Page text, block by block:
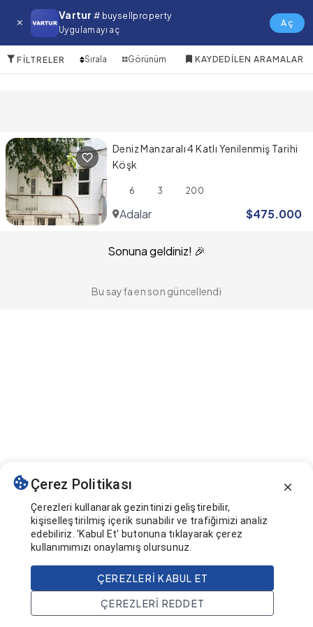
Vartur # buysellproperty
Uygulamayı aç
Aç
Adalar Satılık Villa
FILTRELER Sırala Görünüm KAYDEDILEN ARAMALAR
Deniz Manzaralı 4 Katlı Yenilenmiş Tarihi
Köşk
6 3 200
Adalar $475.000
Sonuna geldiniz! 🎉
Bu sayfa en son güncellendi
Ana Sayfa Ara Projeler Hesap
Çerez Politikası
Çerezleri kullanarak gezintinizi geliştirebilir,
kişiselleştirilmiş içerik sunabilir ve trafiğimizi analiz
edebiliriz. 'Kabul Et' butonuna tıklayarak çerez
kullanımımızı onaylamış olursunuz.
ÇEREZLERI KABUL ET
ÇEREZLERI REDDET